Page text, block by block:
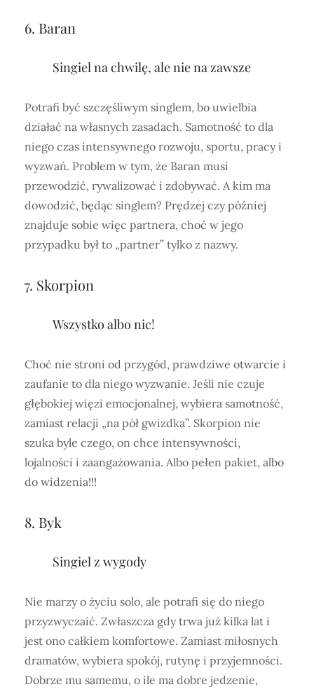
6. Baran
Singiel na chwilę, ale nie na zawsze
Potrafi być szczęśliwym singlem, bo uwielbia
działać na własnych zasadach. Samotność to dla
niego czas intensywnego rozwoju, sportu, pracy i
wyzwań. Problem w tym, że Baran musi
przewodzić, rywalizować i zdobywać. A kim ma
dowodzić, będąc singlem? Prędzej czy później
znajduje sobie więc partnera, choć w jego
przypadku był to „partner” tylko z nazwy.
7. Skorpion
Wszystko albo nic!
Choć nie stroni od przygód, prawdziwe otwarcie i
zaufanie to dla niego wyzwanie. Jeśli nie czuje
głębokiej więzi emocjonalnej, wybiera samotność,
zamiast relacji „na pół gwizdka”. Skorpion nie
szuka byle czego, on chce intensywności,
lojalności i zaangażowania. Albo pełen pakiet, albo
do widzenia!!!
8. Byk
Singiel z wygody
Nie marzy o życiu solo, ale potrafi się do niego
przyzwyczaić. Zwłaszcza gdy trwa już kilka lat i
jest ono całkiem komfortowe. Zamiast miłosnych
dramatów, wybiera spokój, rutynę i przyjemności.
Dobrze mu samemu, o ile ma dobre jedzenie,